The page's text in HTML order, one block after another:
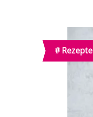
#Rezepte